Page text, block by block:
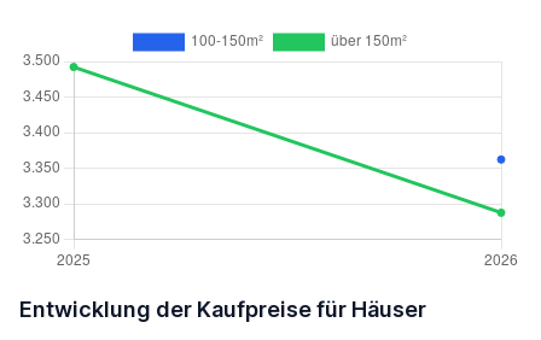
Entwicklung der Kaufpreise für Häuser